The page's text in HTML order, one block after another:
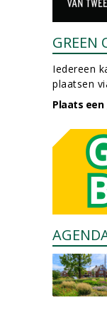
GREEN
Iedereen
plaatsen
Plaats